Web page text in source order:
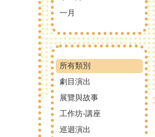
一月
所有類別
劇目演出
展覽與故事
工作坊-講座
巡迴演出